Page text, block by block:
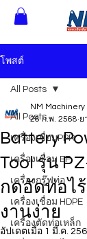
โพสต์
All Posts
เครื่องเชื่อมPPR
เครื่องเชื่อม EF
เครื่องกรู๊ฟท่อ
เครื่องเชื่อม HDPE
เครื่องตัดท่อเหล็ก
All Posts
Battery
Tool รุ่น
กดอัดท่อไ
งานง่าย
NM Machinery
26 ก.พ. 2568 ย
อัปเดตเมื่อ 1 มี.ค.